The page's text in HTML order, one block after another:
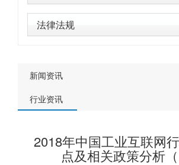
法律法规
新闻资讯
行业资讯
2018年中国工业互联网
点及相关政策分析（